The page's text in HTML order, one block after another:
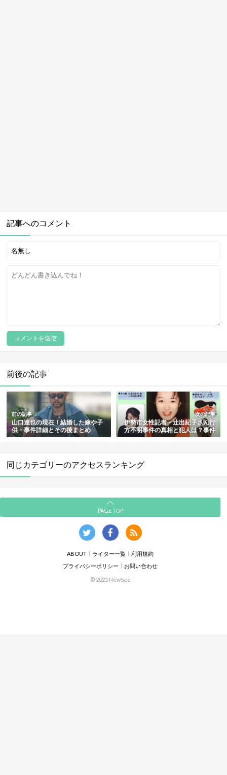
記事へのコメント
前後の記事
前の記事
山口達也の現在！結婚した嫁や子
供・事件詳細とその後まとめ
次の記事
伊勢市女性記者・辻出紀子さん行
方不明事件の真相と犯人は？事件
詳細も解説～霊能者が的中させ
同じカテゴリーのアクセスランキング
PAGE TOP
ABOUT ライター一覧
利用規約
プライバシーポリシー
お問い合わせ
© 2025 NewSee